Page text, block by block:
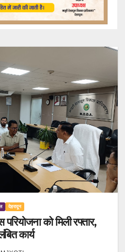
देहरादून
को मिली रफ्तार,
कार्य